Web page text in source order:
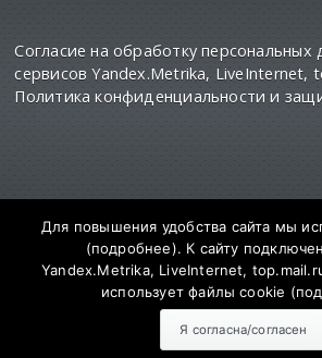
Согласие на обработку
сервисов Yandex.Metrika, LiveInternet,
Политика конфиденциальности и
СМИ Сетевое издание "SalskNews"
федеральной службе по
в сфере связи информационных
массовых коммуникаций
Регистрационный номер и дата
регистрации ЭЛ № ФС 77 - 73811 от
Для повышения удобства сайта мы
(подробнее). К сайту
Yandex.Metrika, LiveInternet,
использует файлы cookie (
Я согласна/согласен